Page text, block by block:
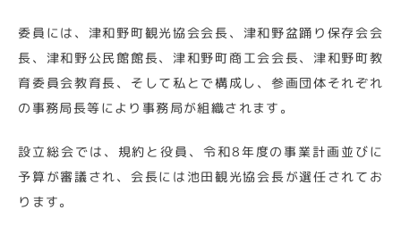
委員には、津和野町観光協会会長、津和野盆踊り保存会会
長、津和野公民館館長、津和野町商工会会長、津和野町教
育委員会教育長、そして私とで構成し、参画団体それぞれ
の事務局長等により事務局が組織されます。
設立総会では、規約と役員、令和8年度の事業計画並びに
予算が審議され、会長には池田観光協会長が選任されてお
ります。